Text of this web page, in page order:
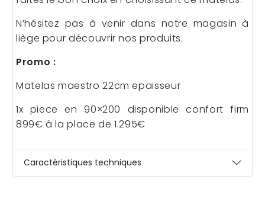
N’hésitez pas à venir dans notre magasin à
liège pour découvrir nos produits.
Promo :
Matelas maestro 22cm epaisseur
1x piece en 90×200 disponible confort firm
899€ à la place de 1.295€
Caractéristiques techniques